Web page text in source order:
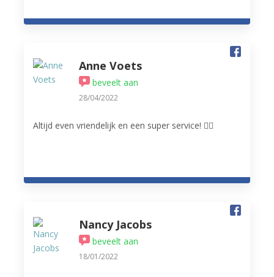
Anne Voets
beveelt aan
28/04/2022
Altijd even vriendelijk en een super service! 👌🏻
Nancy Jacobs
beveelt aan
18/01/2022